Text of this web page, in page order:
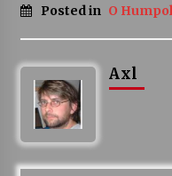
odkaz
13. 7.
Posted in O
Axl